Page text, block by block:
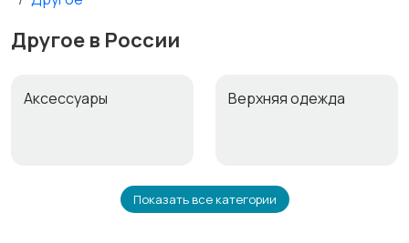
Другое в России
Аксессуары Верхняя одежда
Головные уборы Домашняя одежда
Показать все категории